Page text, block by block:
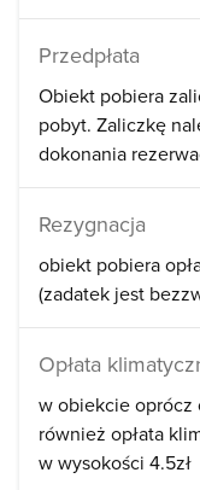
Przedpłata
Obiekt pobiera
pobyt. Zaliczkę
dokonania
Rezygnacja
obiekt pobiera
(zadatek jest
Opłata
w obiekcie oprócz
również opłata
w wysokości 4.5zł